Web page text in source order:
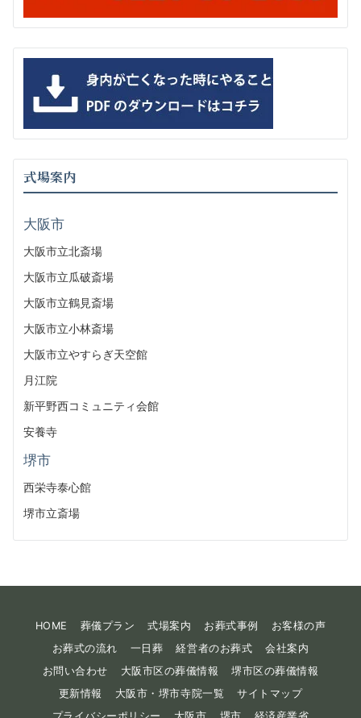
式場案内
大阪市
大阪市立北斎場
大阪市立瓜破斎場
大阪市立鶴見斎場
大阪市立小林斎場
大阪市立やすらぎ天空館
月江院
新平野西コミュニティ会館
安養寺
堺市
西栄寺泰心館
堺市立斎場
HOME 葬儀プラン 式場案内 お葬式事例
お客様の声
お葬式の流れ
一日葬 経営者のお葬式
会社案内
お問い合わせ
大阪市区の葬儀情報
堺市区の葬儀情報
更新情報
大阪市・堺市寺院一覧
サイトマップ